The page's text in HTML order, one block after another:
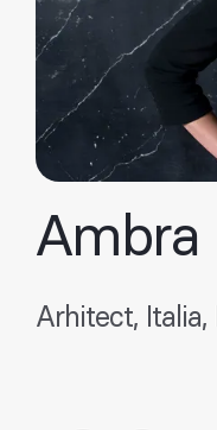
Ambra
Arhitect, Italia,